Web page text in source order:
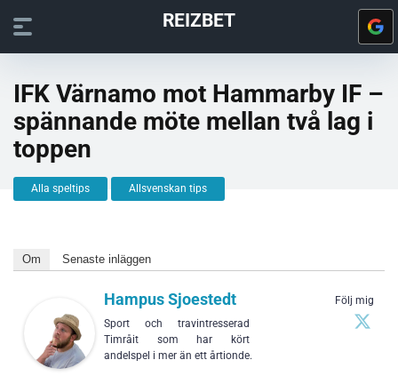
REIZBET
IFK Värnamo mot Hammarby IF –
spännande möte mellan två lag i
toppen
Alla speltips Allsvenskan tips
Om Senaste inläggen
Följ mig
Hampus Sjoestedt
Sport och travintresserad
Timråit som har kört
andelspel i mer än ett årtionde.